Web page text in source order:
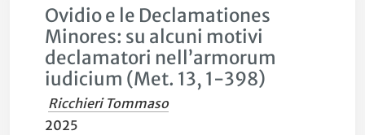
Ovidio e le Declamationes
Minores: su alcuni motivi
declamatori nell’armorum
iudicium (Met. 13, 1-398)
Ricchieri Tommaso
2025